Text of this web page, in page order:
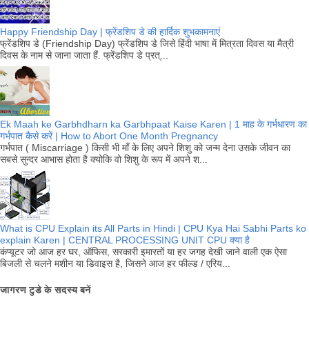
Happy Friendship Day | फ्रेंडशिप डे की हार्दिक शुभकामनाएं
फ्रेंडशिप डे (Friendship Day) फ्रेंडशिप डे जिसे हिंदी भाषा में मित्रता दिवस या मैत्री
दिवस के नाम से जाना जाता हैं. फ्रेंडशिप डे प्रत्...
Ek Maah ke Garbhdharn ka Garbhpaat Kaise Karen | 1 माह के गर्भधारण का
गर्भपात कैसे करें | How to Abort One Month Pregnancy
गर्भपात ( Miscarriage ) किसी भी माँ के लिए अपने शिशु को जन्म देना उसके जीवन का
सबसे सुन्दर आभास होता है क्योकि वो शिशु के रूप में अपने श...
What is CPU Explain its All Parts in Hindi | CPU Kya Hai Sabhi Parts ko
explain Karen | CENTRAL PROCESSING UNIT CPU क्या है
कंप्यूटर जो आज हर घर, ऑफिस, सरकारी इमारतों या हर जगह देखी जाने वाली एक ऐसा
बिजली से चलने मशीन या डिवाइस है, जिसने आज हर फील्ड / एरिय...
जागरण टुडे के सदस्य बनें